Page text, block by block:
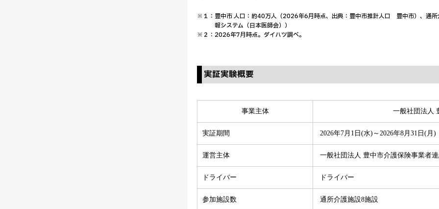
※１：豊中市 人口：約40万人（2026年6月時点、出典：豊中市推計人口 豊中市）、通
報システム（日本医師会））
※２：2026年7月時点。ダイハツ調べ。
実証実験概要
事業主体 一般社団法人
実証期間 2026年7月1日(水)～2026年8月31日(月)
運営主体 一般社団法人 豊中市介護保険事業者
ドライバー ドライバー
参加施設数 通所介護施設8施設